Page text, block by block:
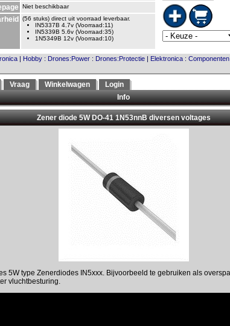
Niet beschikbaar
(56 stuks) direct uit voorraad leverbaar.
IN5337B 4.7v (Voorraad:11)
IN5339B 5.6v (Voorraad:35)
1N5349B 12v (Voorraad:10)
| Hobby : Drones:Power : Drones:Protectie | Elektronica : Componenten
Vraag Winkelwagen
Login
Info